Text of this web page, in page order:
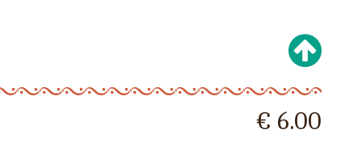
€ 6.00